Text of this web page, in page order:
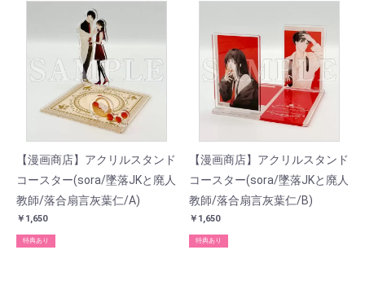
【漫画商店】アクリルスタンド
コースター(sora/墜落JKと廃人
教師/落合扇言灰葉仁/A)
￥1,650
特典あり
【漫画商店】アクリルスタンド
コースター(sora/墜落JKと廃人
教師/落合扇言灰葉仁/B)
￥1,650
特典あり